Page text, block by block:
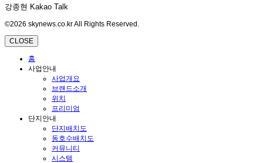
강종현 Kakao Talk
©2026 skynews.co.kr All Rights Reserved.
CLOSE
홈
사업안내
사업개요
브랜드소개
위치
프리미엄
단지안내
단지배치도
동호수배치도
커뮤니티
시스템